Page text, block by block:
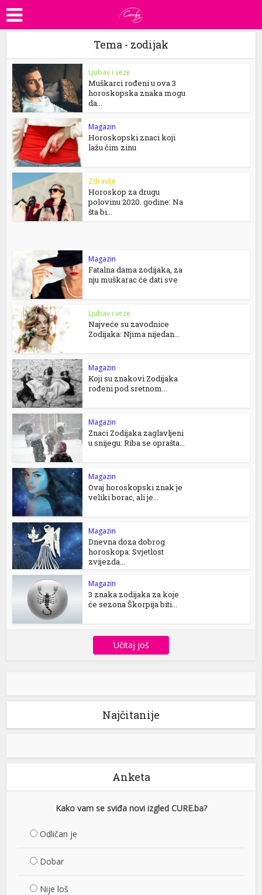
Tema - zodijak
Ljubav i veze
Muškarci rođeni u ova 3
horoskopska znaka mogu
da...
Magazin
Horoskopski znaci koji
lažu čim zinu
Zdravlje
Horoskop za drugu
polovinu 2020. godine: Na
šta bi...
Magazin
Fatalna dama zodijaka, za
nju muškarac će dati sve
Ljubav i veze
Najveće su zavodnice
Zodijaka: Njima nijedan...
Magazin
Koji su znakovi Zodijaka
rođeni pod sretnom...
Magazin
Znaci Zodijaka zaglavljeni
u snijegu: Riba se oprašta...
Magazin
Ovaj horoskopski znak je
veliki borac, ali je...
Magazin
Dnevna doza dobrog
horoskopa: Svjetlost
zvijezda...
Magazin
3 znaka zodijaka za koje
će sezona Škorpija biti...
Učitaj još
Najčitanije
Anketa
Kako vam se sviđa novi izgled CURE.ba?
Odličan je
Dobar
Nije loš